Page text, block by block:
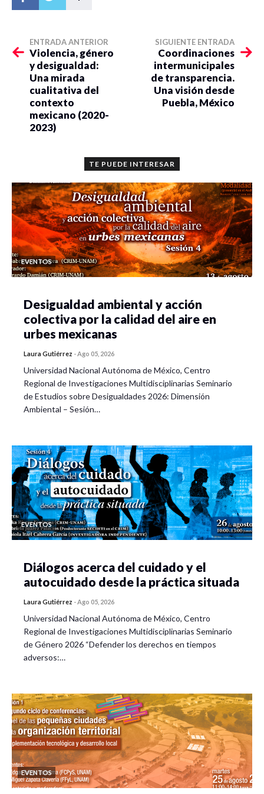
Mtra. Carla Irene Rios Calleja
ENTRADA ANTERIOR
Violencia, género
y desigualdad:
Una mirada
cualitativa del
contexto
mexicano (2020-
2023)
SIGUIENTE ENTRADA
Coordinaciones
intermunicipales
de transparencia.
Una visión desde
Puebla, México
TE PUEDE INTERESAR
EVENTOS
Desigualdad ambiental y acción
colectiva por la calidad del aire en
urbes mexicanas
Laura Gutiérrez -Ago 05, 2026
Universidad Nacional Autónoma de México, Centro
Regional de Investigaciones Multidisciplinarias Seminario
de Estudios sobre Desigualdades 2026: Dimensión
Ambiental – Sesión…
EVENTOS
Diálogos acerca del cuidado y el
autocuidado desde la práctica situada
Laura Gutiérrez -Ago 05, 2026
Universidad Nacional Autónoma de México, Centro
Regional de Investigaciones Multidisciplinarias Seminario
de Género 2026 “Defender los derechos en tiempos
adversos:…
EVENTOS